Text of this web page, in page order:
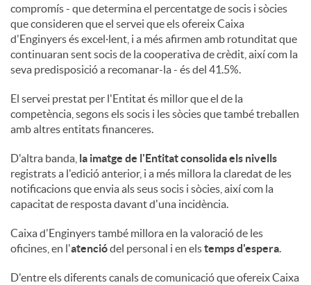
t
s
compromís - que determina el percentatge de socis i sòcies
que consideren que el servei que els ofereix Caixa
d'Enginyers és excel·lent, i a més afirmen amb rotunditat que
continuaran sent socis de la cooperativa de crèdit, així com la
seva predisposició a recomanar-la - és del 41.5%.
El servei prestat per l'Entitat és millor que el de la
competència, segons els socis i les sòcies que també treballen
amb altres entitats financeres.
D'altra banda, la imatge de l'Entitat consolida els nivells
registrats a l'edició anterior, i a més millora la claredat de les
notificacions que envia als seus socis i sòcies, així com la
capacitat de resposta davant d'una incidència.
Caixa d'Enginyers també millora en la valoració de les
oficines, en l'atenciódel personal i en elstemps d'espera.
D'entre els diferents canals de comunicació que ofereix Caixa